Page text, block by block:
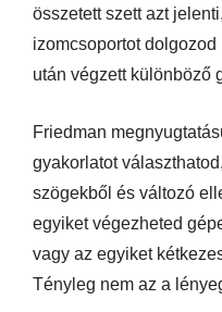
összetett szett azt
izomcsoportot
után végzett különböző
Friedman
gyakorlatot
szögekből és változó
egyiket végezheted
vagy az egyiket
Tényleg nem az a